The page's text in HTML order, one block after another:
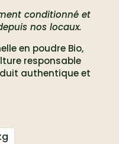
conditionné et
nos locaux.
en poudre Bio,
responsable
authentique et